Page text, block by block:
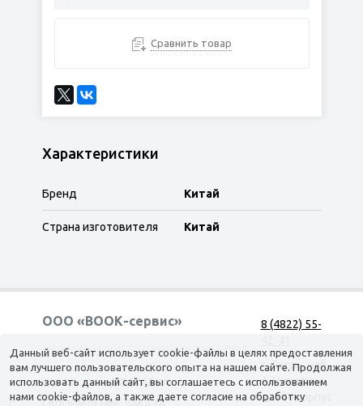
Сравнить товар
Характеристики
Бренд Китай
Страна изготовителя Китай
ООО «ВООК-сервис»
Согласие на обработку персональных данных
КАТАЛОГ
ДОСТАВКА
8 (4822) 55-
г. Тверь, наб.
А. Никитина,
д. 144 корпус
Данный веб-сайт использует cookie-файлы в целях предоставления
вам лучшего пользовательского опыта на нашем сайте. Продолжая
использовать данный сайт, вы соглашаетесь с использованием
нами cookie-файлов, а также даете согласие на обработку